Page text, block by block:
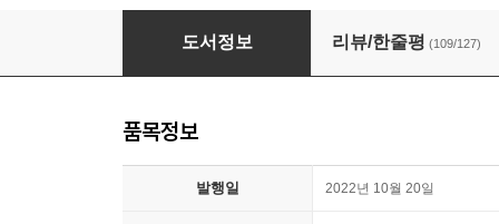
건강과 다이어트를 동시에 잡는 7대 3의 법칙 채
도서정보 리뷰/한줄평 (109/127)
품목정보
발행일 2022년 10월 20일